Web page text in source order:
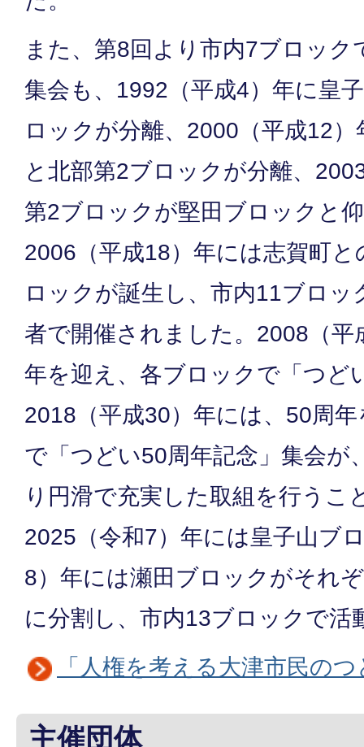
また、第8回より市内7ブロッ
集会も、1992（平成4）年に皇
ロックが分離、2000（平成12
と北部第2ブロックが分離、
第2ブロックが堅田ブロックと
2006（平成18）年には志賀町
ロックが誕生し、市内11ブロッ
者で開催されました。2008（平
年を迎え、各ブロックで「つど
2018（平成30）年には、50周
で「つどい50周年記念」集会が
り円滑で充実した取組を行うこ
2025（令和7）年には皇子山ブ
8）年には瀬田ブロックがそれ
に分割し、市内13ブロックで活
「人権を考える大津市民の
主催団体